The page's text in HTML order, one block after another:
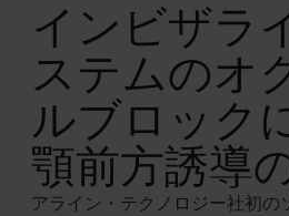
インビザラ
ステムのオ
ルブロック
顎前方誘導
アライン・テクノロジー社初の